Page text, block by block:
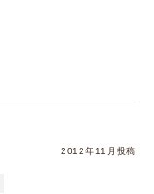
2012年11月投稿